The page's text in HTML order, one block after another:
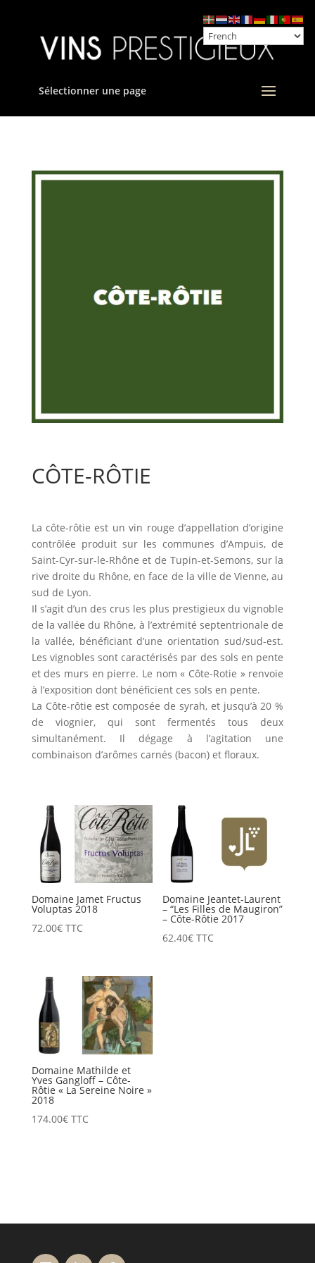
Sélectionner une page
CÔTE-RÔTIE
La côte-rôtie est un vin rouge d’appellation d’origine
contrôlée produit sur les communes d’Ampuis, de
Saint-Cyr-sur-le-Rhône et de Tupin-et-Semons, sur la
rive droite du Rhône, en face de la ville de Vienne, au
sud de Lyon.
Il s’agit d’un des crus les plus prestigieux du vignoble
de la vallée du Rhône, à l’extrémité septentrionale de
la vallée, bénéficiant d’une orientation sud/sud-est.
Les vignobles sont caractérisés par des sols en pente
et des murs en pierre. Le nom « Côte-Rotie » renvoie
à l’exposition dont bénéficient ces sols en pente.
La Côte-rôtie est composée de syrah, et jusqu’à 20 %
de viognier, qui sont fermentés tous deux
simultanément. Il dégage à l’agitation une
combinaison d’arômes carnés (bacon) et floraux.
Domaine Jamet Fructus
Voluptas 2018
72.00€ TTC
Domaine Jeantet-Laurent
– “Les Filles de Maugiron”
– Côte-Rôtie 2017
62.40€ TTC
Domaine Mathilde et
Yves Gangloff – Côte-
Rôtie « La Sereine Noire »
2018
174.00€ TTC